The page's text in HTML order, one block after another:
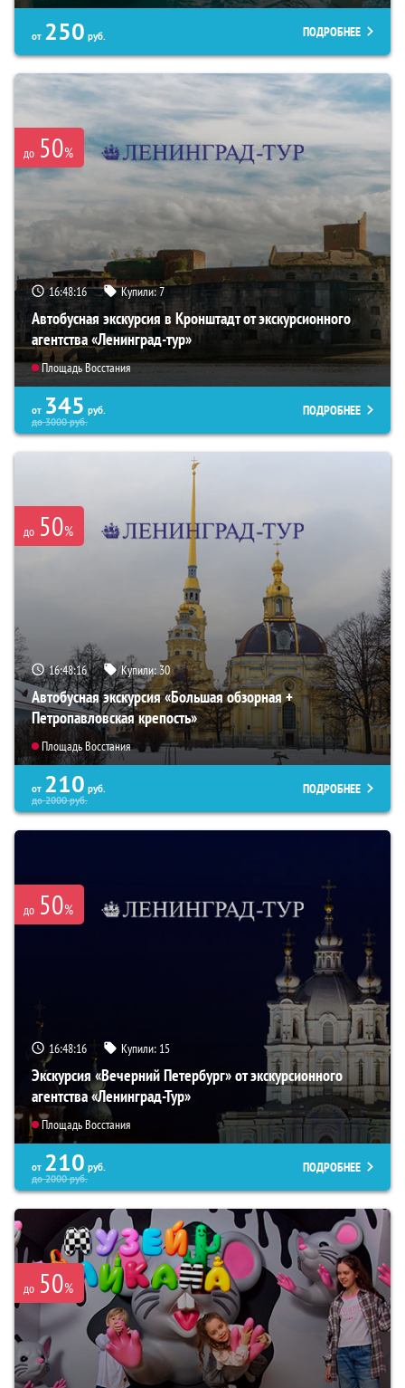
от 250 руб. ПОДРОБНЕЕ
до 50%
16:48:15 Купили:7
Автобусная экскурсия в Кронштадт от экскурсионного
агентства «Ленинград-тур»
Площадь Восстания
от 345 руб.
до3000руб.
ПОДРОБНЕЕ
до 50%
16:48:15 Купили: 30
Автобусная экскурсия «Большая обзорная +
Петропавловская крепость»
Площадь Восстания
от 210 руб.
до2000руб.
ПОДРОБНЕЕ
до 50%
16:48:15 Купили: 15
Экскурсия «Вечерний Петербург» от экскурсионного
агентства «Ленинград-Тур»
Площадь Восстания
от 210 руб.
до2000руб.
ПОДРОБНЕЕ
до 50%